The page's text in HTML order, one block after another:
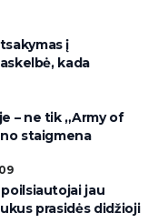
į
kada
– ne tik „Army of
staigmena
jau
prasidės didžioji